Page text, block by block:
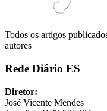
Todos os artigos
autores
Rede Diário ES
Diretor:
José Vicente Mendes